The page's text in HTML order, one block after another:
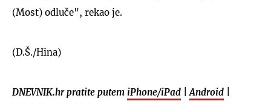
(Most) odluče", rekao je.
(D.Š./Hina)
DNEVNIK.hr pratite putem iPhone/iPad Android